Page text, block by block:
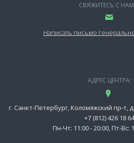
СВЯЖИТЕСЬ С
Написать письмо
АДРЕС ЦЕНТРА:
г. Санкт-Петербург, Коломяжский пр-т,
+7 (812) 426 18 64
Пн-Чт: 11:00 - 20:00, Пт-Вс: